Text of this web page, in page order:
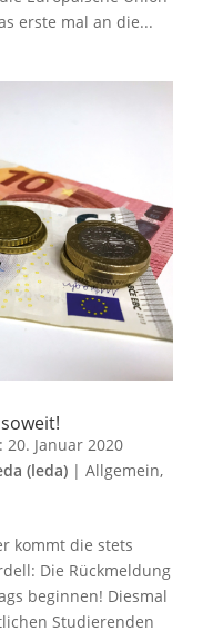
erste mal an die...
20. Januar 2020
(leda)| Allgemein,
kommt die stets
Die Rückmeldung
beginnen! Diesmal
Studierenden